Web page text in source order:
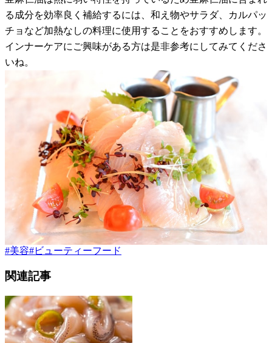
る成分を効率良く補給するには、和え物やサラダ、カルパッ
チョなど加熱なしの料理に使用することをおすすめします。
インナーケアにご興味がある方は是非参考にしてみてくださ
いね。
#美容#ビューティーフード
関連記事